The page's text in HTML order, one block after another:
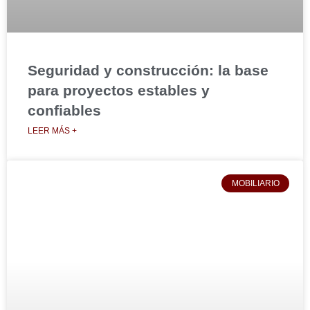
Seguridad y construcción: la base
para proyectos estables y
confiables
LEER MÁS +
MOBILIARIO